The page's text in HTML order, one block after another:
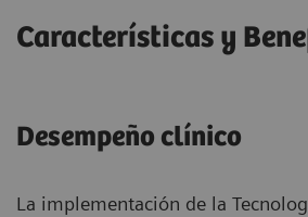
Características y
Desempeño clínico
La implementación de la